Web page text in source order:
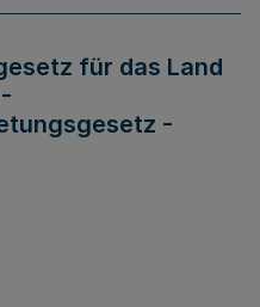
für das Land
-